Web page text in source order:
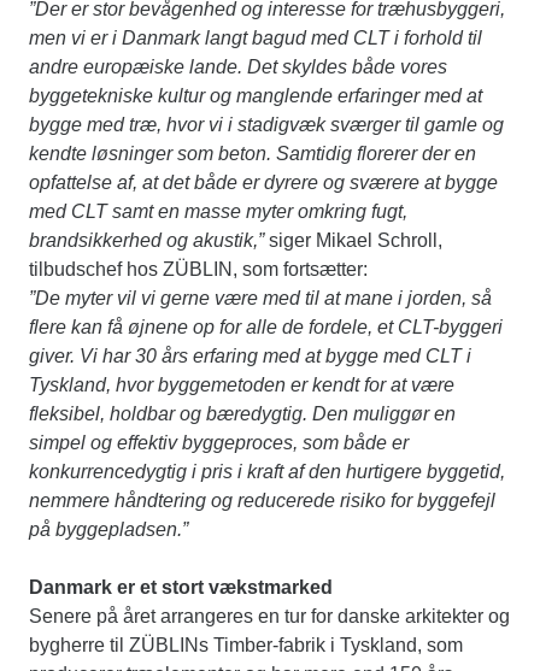
”Der er stor bevågenhed og interesse for træhusbyggeri,
men vi er i Danmark langt bagud med CLT i forhold til
andre europæiske lande. Det skyldes både vores
byggetekniske kultur og manglende erfaringer med at
bygge med træ, hvor vi i stadigvæk sværger til gamle og
kendte løsninger som beton. Samtidig florerer der en
opfattelse af, at det både er dyrere og sværere at bygge
med CLT samt en masse myter omkring fugt,
brandsikkerhed og akustik,”siger Mikael Schroll,
tilbudschef hos ZÜBLIN, som fortsætter:
”De myter vil vi gerne være med til at mane i jorden, så
flere kan få øjnene op for alle de fordele, et CLT-byggeri
giver. Vi har 30 års erfaring med at bygge med CLT i
Tyskland, hvor byggemetoden er kendt for at være
fleksibel, holdbar og bæredygtig. Den muliggør en
simpel og effektiv byggeproces, som både er
konkurrencedygtig i pris i kraft af den hurtigere byggetid,
nemmere håndtering og reducerede risiko for byggefejl
på byggepladsen.”
Danmark er et stort vækstmarked
Senere på året arrangeres en tur for danske arkitekter og
bygherre til ZÜBLINs Timber-fabrik i Tyskland, som